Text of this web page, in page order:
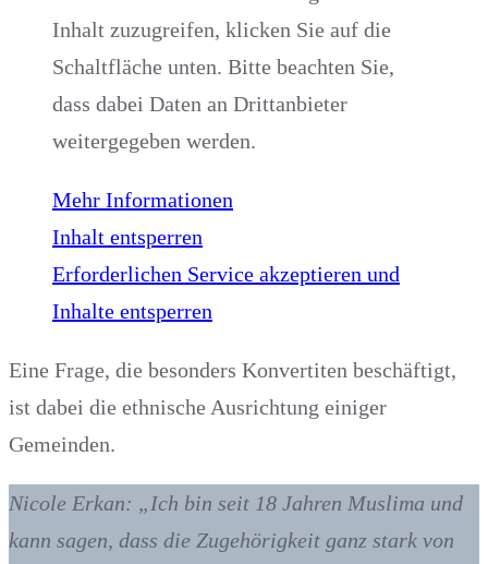
Inhalt zuzugreifen, klicken Sie auf die
Schaltfläche unten. Bitte beachten Sie,
dass dabei Daten an Drittanbieter
weitergegeben werden.
Mehr Informationen
Inhalt entsperren
Erforderlichen Service akzeptieren und
Inhalte entsperren
Eine Frage, die besonders Konvertiten beschäftigt,
ist dabei die ethnische Ausrichtung einiger
Gemeinden.
Nicole Erkan: „Ich bin seit 18 Jahren Muslima und
kann sagen, dass die Zugehörigkeit ganz stark von